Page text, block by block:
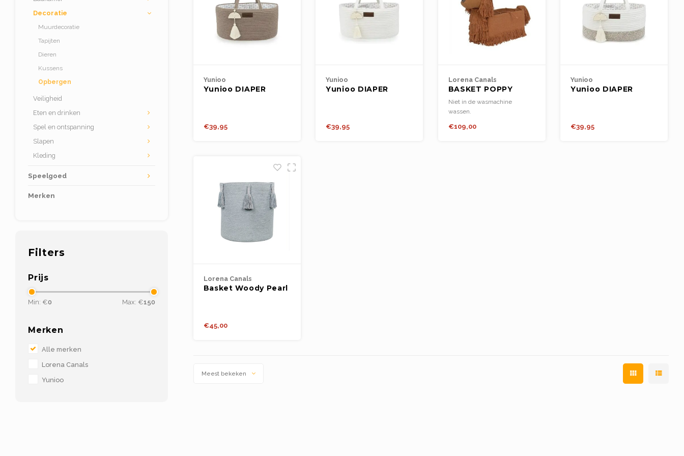
Decoratie
Muurdecoratie
Tapijten
Dieren
Kussens
Opbergen
Veiligheid
Eten en drinken
Spel en ontspanning
Slapen
Kleding
Speelgoed
Merken
Filters
Prijs
Min: €0 Max: €150
Merken
Alle merken
Lorena Canals
Yunioo
Yunioo
Yunioo DIAPER
€39,95
Yunioo
Yunioo DIAPER
€39,95
Lorena Canals
BASKET POPPY
Niet in de wasmachine
wassen.
mild zeepmiddel om vlekken
€109,00
Yunioo
Yunioo DIAPER
€39,95
Lorena Canals
Basket Woody Pearl
€45,00
Meest bekeken